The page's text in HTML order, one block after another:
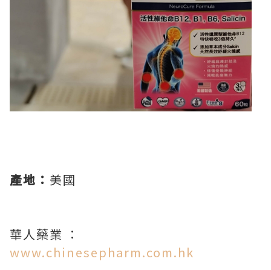
產地： 美國
華人藥業 ：
www.chinesepharm.com.hk